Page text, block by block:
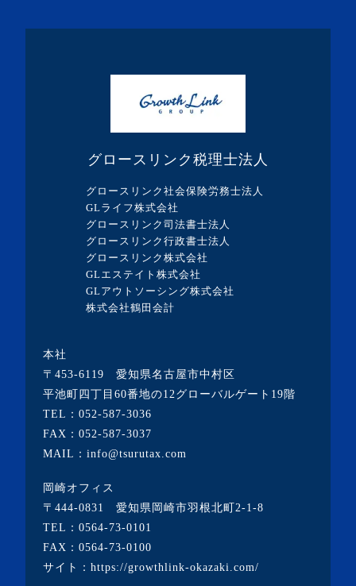
・2023年9月(5記事)
・2023年8月(13記事)
・2023年7月(9記事)
・2023年6月(1記事)
・2023年5月(3記事)
・2023年4月(4記事)
・2023年2月(2記事)
・2023年1月(1記事)
・2022年12月(2記事)
・2022年9月(1記事)
・2022年8月(1記事)
・2022年7月(2記事)
グロースリンク税理士法人
グロースリンク社会保険労務士法人
GLライフ株式会社
グロースリンク司法書士法人
グロースリンク行政書士法人
グロースリンク株式会社
GLエステイト株式会社
GLアウトソーシング株式会社
株式会社鶴田会計
本社
〒453-6119 愛知県名古屋市中村区
平池町四丁目60番地の12グローバルゲート19階
TEL： 052-587-3036
FAX：052-587-3037
MAIL：info@tsurutax.com
岡崎オフィス
〒444-0831 愛知県岡崎市羽根北町2-1-8
TEL： 0564-73-0101
FAX：0564-73-0100
サイト： https://growthlink-okazaki.com/